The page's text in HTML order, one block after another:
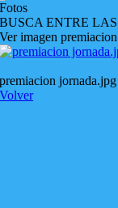
Fotos
BUSCA ENTRE
Ver imagen
premiacion jornada.jpg
Volver